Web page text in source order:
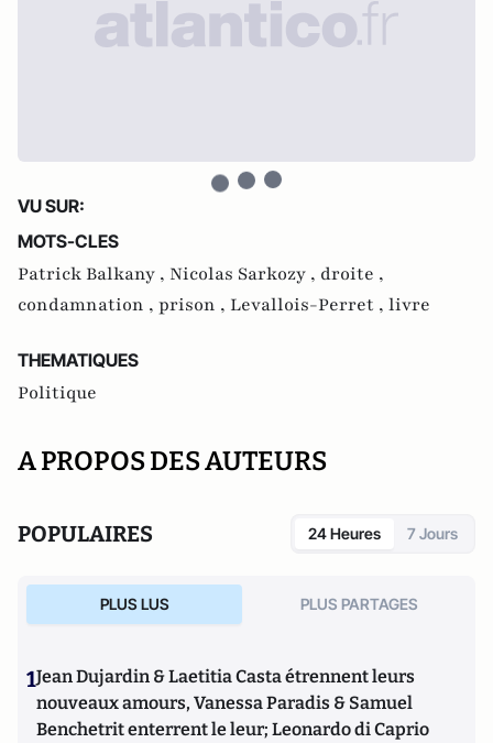
VU SUR:
MOTS-CLES
Patrick Balkany , Nicolas Sarkozy , droite ,
condamnation , prison , Levallois-Perret , livre
THEMATIQUES
Politique
A PROPOS DES AUTEURS
POPULAIRES 24 Heures 7 Jours
PLUS LUS PLUS PARTAGES
1Jean Dujardin & Laetitia Casta étrennent leurs
nouveaux amours, Vanessa Paradis & Samuel
Benchetrit enterrent le leur; Leonardo di Caprio